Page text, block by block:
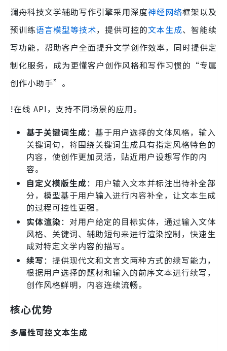
澜舟科技文学辅助写作引擎采用深度神经网络框架以及
预训练语言模型等技术，提供可控的文本生成、智能续
写功能，帮助客户全面提升文学创作效率，同时提供定
制化服务，成为更懂客户创作风格和写作习惯的“专属
创作小助手”。
!在线 API，支持不同场景的应用。
基于关键词生成：基于用户选择的文体风格，输入
关键词句，将围绕关键词生成具有指定风格特色的
内容，使创作更加灵活，贴近用户设想写作的内
容。
自定义模版生成：用户输入文本并标注出待补全部
分，模型基于用户输入进行内容补全，让文本生成
的过程可控性更强。
实体渲染：对用户给定的目标实体，通过输入文体
风格、关键词、辅助短句来进行渲染控制，快速生
成对特定文学内容的描写。
续写：提供现代文和文言文两种方式的续写能力，
根据用户选择的题材和输入的前序文本进行续写，
创作风格鲜明，内容连续流畅。
核心优势
多属性可控文本生成